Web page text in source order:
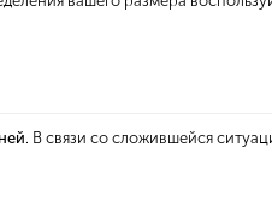
. В связи со сложившейся